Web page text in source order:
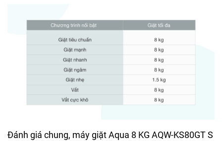
Đánh giá chung, máy giặt Aqua 8 KG AQW-KS80GT S